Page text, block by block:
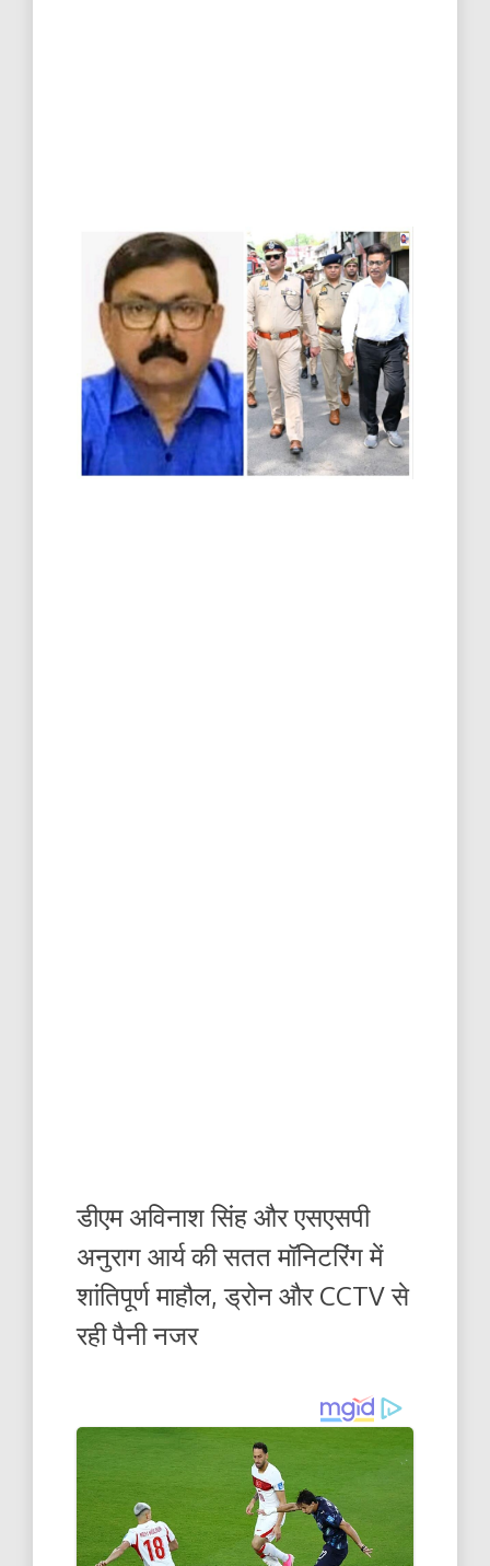
डीएम अविनाश सिंह और एसएसपी
अनुराग आर्य की सतत मॉनिटरिंग में
शांतिपूर्ण माहौल, ड्रोन और CCTV से
रही पैनी नजर